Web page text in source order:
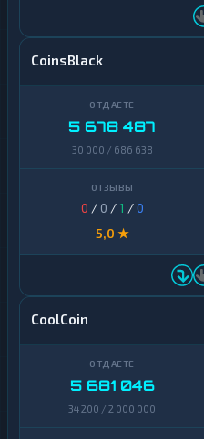
CoinsBlack
5 678 487
30 000 / 686 638
0 / 0 /1 /0
5,0 ★
CoolCoin
5 681 046
34 200 / 2 000 000